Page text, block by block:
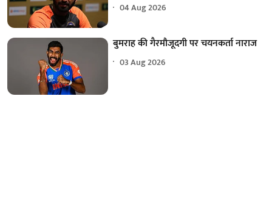
04 Aug 2026
बुमराह की गैरमौजूदगी पर चयनकर्ता नाराज
03 Aug 2026